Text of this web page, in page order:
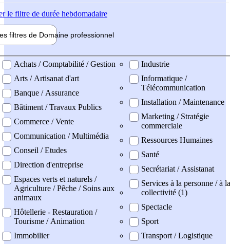
le filtre de durée hebdomadaire
filtres de Domaine professionnel
professionel
Achats / Comptabilité / Gestion
Arts / Artisanat d'art
Banque / Assurance
Bâtiment / Travaux Publics
Commerce / Vente
Communication / Multimédia
Conseil / Etudes
Direction d'entreprise
Espaces verts et naturels /
Agriculture / Pêche / Soins aux
animaux
Hôtellerie - Restauration /
Tourisme / Animation
Immobilier
Industrie
Informatique /
Télécommunication
Installation / Maintenance
Marketing / Stratégie
commerciale
Ressources Humaines
Santé
Secrétariat / Assistanat
Services à la personne / à la
collectivité (1)
Spectacle
Sport
Transport / Logistique